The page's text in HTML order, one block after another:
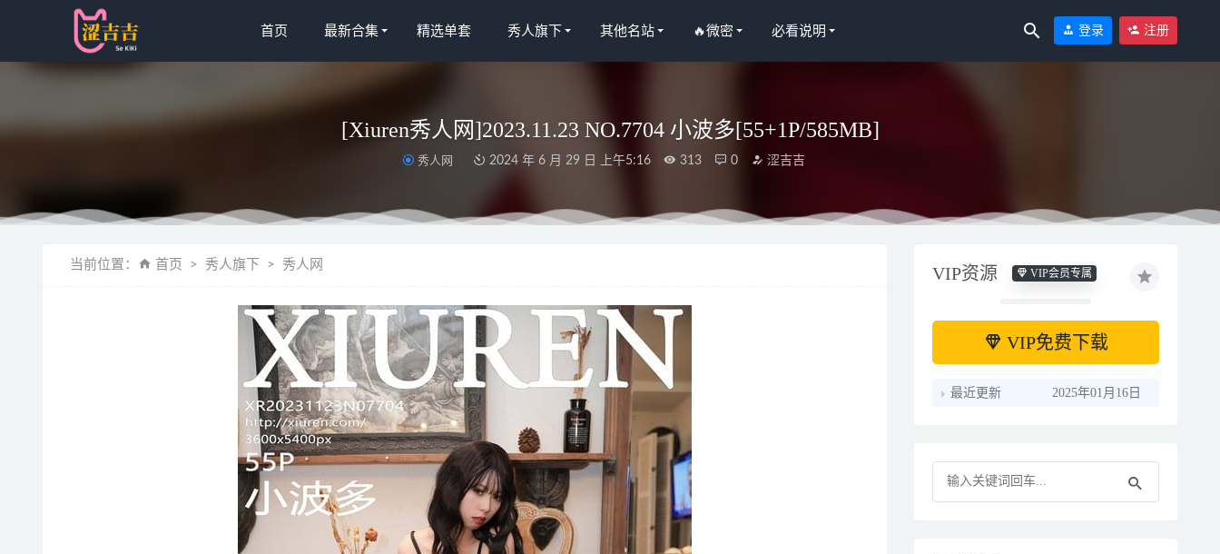
首页 最新合集 精选单套 秀人旗下 其他名站 🔥微密 必看说明 登录 注册
[Xiuren秀人网]2023.11.23 NO.7704 小波多[55+1P/585MB]
秀人网 2024 年 6 月 29 日 上午5:16 313 0 涩吉吉
当前位置： 首页 秀人旗下 秀人网 VIP资源 VIP会员专属
VIP免费下载
最近更新 2025年01月16日
洛桑w伊梓 – NO.19 甜筒 [40P-249MB] 2025-08-29
[Xiuren秀人网]2022.11.09 NO.5832 就是阿朱啊[83+1P／553MB]
[Xiuren秀人网]2025.03.21 NO.10053 Candy糖糖[83+1P/794MB]